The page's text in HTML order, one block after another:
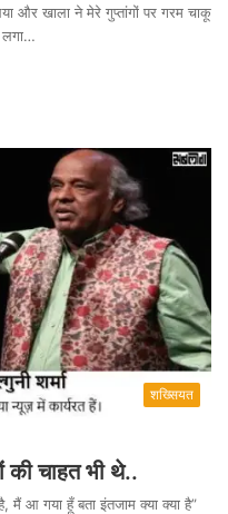
और खाला ने मेरे गुप्तांगों पर गरम चाकू
लगा…
शख्सियत
की चाहत भी थे..
मैं आ गया हूँ बता इंतजाम क्या क्या है”